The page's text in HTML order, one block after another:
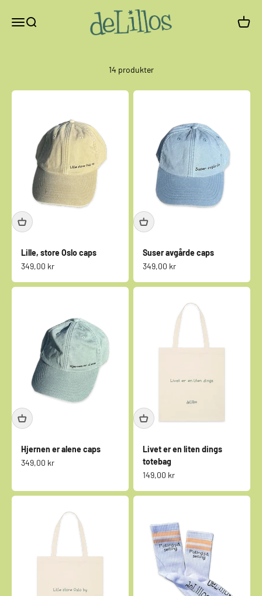
MenySøk
deLillos
14 produkter
Lille, store Oslo caps
Salgspris
349,00 kr
Suser avgårde caps
Salgspris
349,00 kr
Hjernen er alene caps
Salgspris
349,00 kr
Livet er en liten dings
totebag
Salgspris
149,00 kr